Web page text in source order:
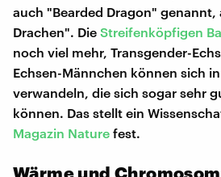
auch "Bearded Dragon" genannt,
Drachen". Die Streifenköpfigen
noch viel mehr, Transgender-
Echsen-Männchen können sich
verwandeln, die sich sogar sehr
können. Das stellt ein
Magazin Nature fest.
Wärme und